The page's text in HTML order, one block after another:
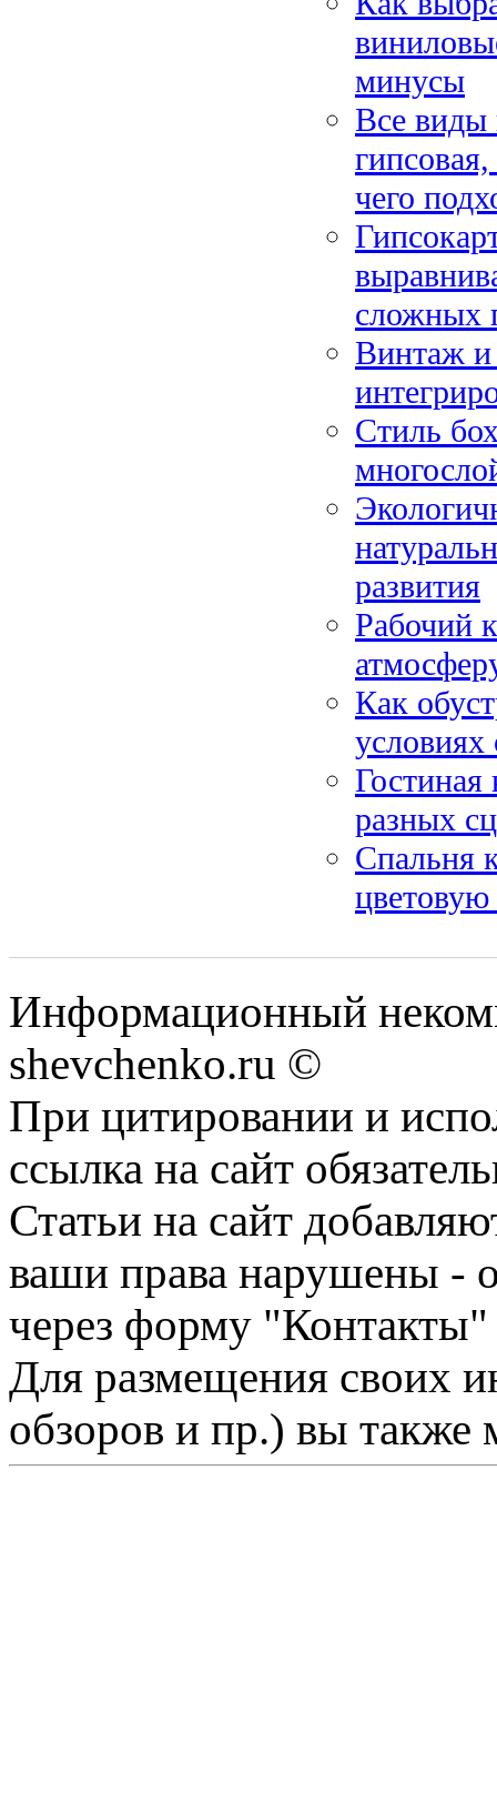
минусы
Все виды
чего
сложных
Винтаж и
Стиль
развития
Рабочий
Как
условиях
Гостиная
разных
Спальня
Информационный
shevchenko.ru ©
При цитировании и
ссылка на сайт
Статьи на сайт
ваши права нарушены -
через форму "Контакты"
Для размещения своих
обзоров и пр.) вы также